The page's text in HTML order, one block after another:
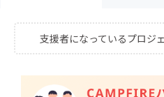
支援者になっているプロジ